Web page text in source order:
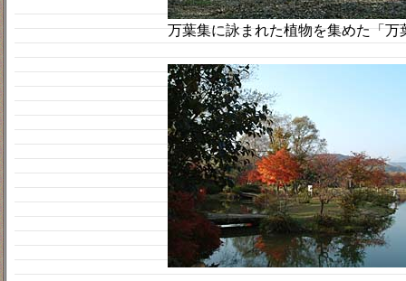
万葉集に詠まれた植物を集めた「